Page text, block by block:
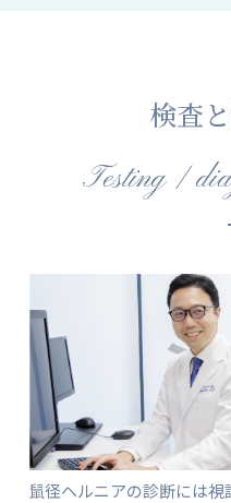
検査
Testing /
鼠径ヘルニアの診断には